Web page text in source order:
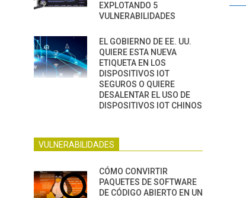
EXPLOTANDO 5
VULNERABILIDADES
EL GOBIERNO DE EE. UU.
QUIERE ESTA NUEVA
ETIQUETA EN LOS
DISPOSITIVOS IOT
SEGUROS O QUIERE
DESALENTAR EL USO DE
DISPOSITIVOS IOT CHINOS
VULNERABILIDADES
CÓMO CONVIRTIR
PAQUETES DE SOFTWARE
DE CÓDIGO ABIERTO EN UN